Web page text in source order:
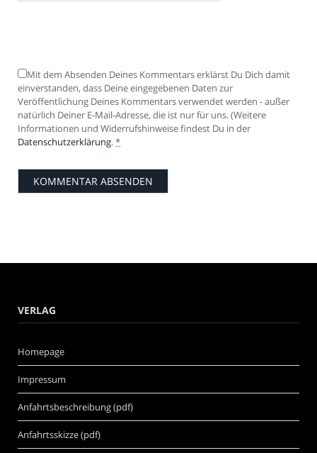
Mit dem Absenden Deines Kommentars erklärst Du Dich damit
einverstanden, dass Deine eingegebenen Daten zur
Veröffentlichung Deines Kommentars verwendet werden - außer
natürlich Deiner E-Mail-Adresse, die ist nur für uns. (Weitere
Informationen und Widerrufshinweise findest Du in der
Datenschutzerklärung.*
VERLAG
Homepage
Impressum
Anfahrtsbeschreibung (pdf)
Anfahrtsskizze (pdf)